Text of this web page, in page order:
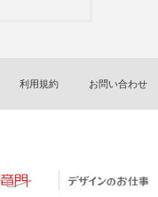
利用規約 お問い合わせ